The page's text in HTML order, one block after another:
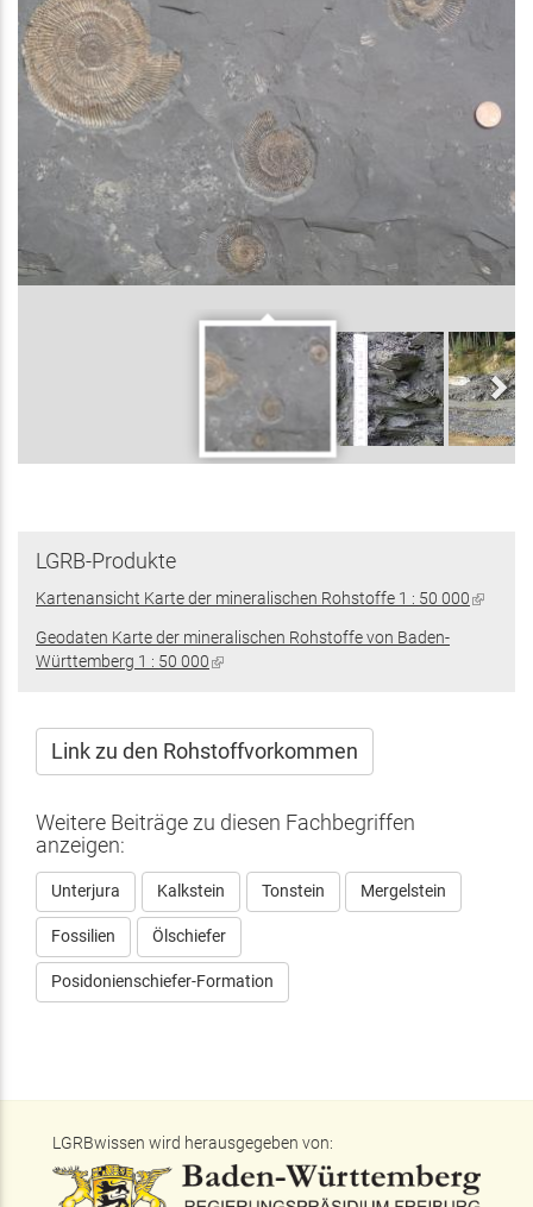
LGRB-Produkte
Kartenansicht Karte der mineralischen Rohstoffe 1 : 50 000(Link
Geodaten Karte der mineralischen Rohstoffe von Baden-
Württemberg 1 : 50 000(Link
Link zu den Rohstoffvorkommen
Weitere Beiträge zu diesen Fachbegriffen
anzeigen:
Unterjura Kalkstein Tonstein Mergelstein
Fossilien Ölschiefer
Posidonienschiefer-Formation
LGRBwissen wird herausgegeben von: